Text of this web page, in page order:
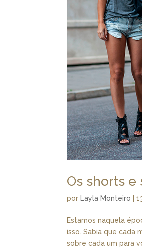
Os shorts e
por Layla Monteiro |
Estamos naquela
isso. Sabia que cada
sobre cada um para